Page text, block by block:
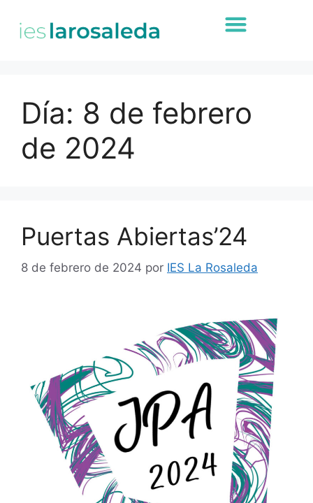
Día: 8 de febrero
de 2024
Puertas Abiertas’24
8 de febrero de 2024 por IES La Rosaleda